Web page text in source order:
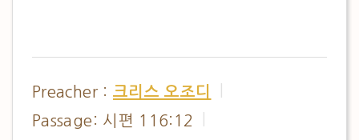
Preacher : 크리스 오조디
Passage: 시편 116:12